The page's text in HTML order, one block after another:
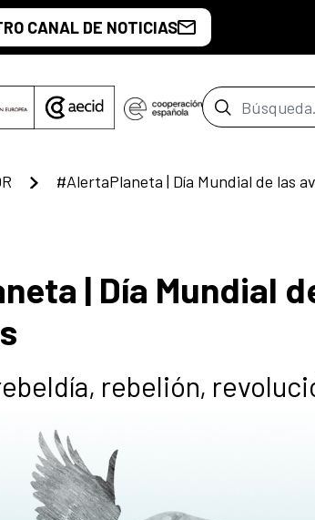
CANAL DE NOTICIAS
Barra de
| Día Mundial
rebelión,